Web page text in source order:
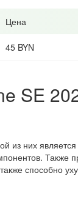
Цена
45 BYN
SE
из них
Также
способно